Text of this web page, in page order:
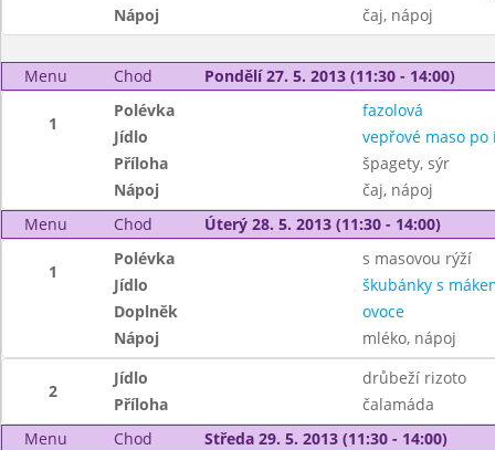
Nápoj
čaj, nápoj
Menu Chod Pondělí 27. 5. 2013 (11:30 - 14:00)
1
Polévka
fazolová
Jídlo
vepřové maso po
Příloha
špagety, sýr
Nápoj
čaj, nápoj
Menu
Chod Úterý 28. 5. 2013 (11:30 - 14:00)
1
Polévka
s masovou rýží
Jídlo
škubánky s
Doplněk
ovoce
Nápoj
mléko, nápoj
2
Jídlo
drůbeží rizoto
Příloha
čalamáda
Menu
Chod Středa 29. 5. 2013 (11:30 - 14:00)